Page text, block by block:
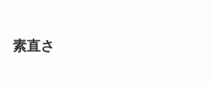
素直さ